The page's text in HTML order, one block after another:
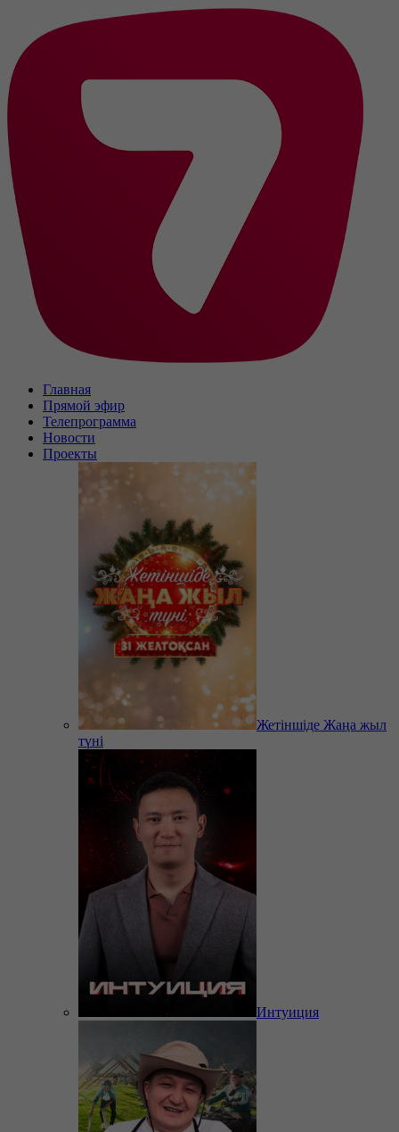
Главная
Прямой эфир
Телепрограмма
Новости
Проекты
Жетіншіде Жаңа жыл
түні
Интуиция